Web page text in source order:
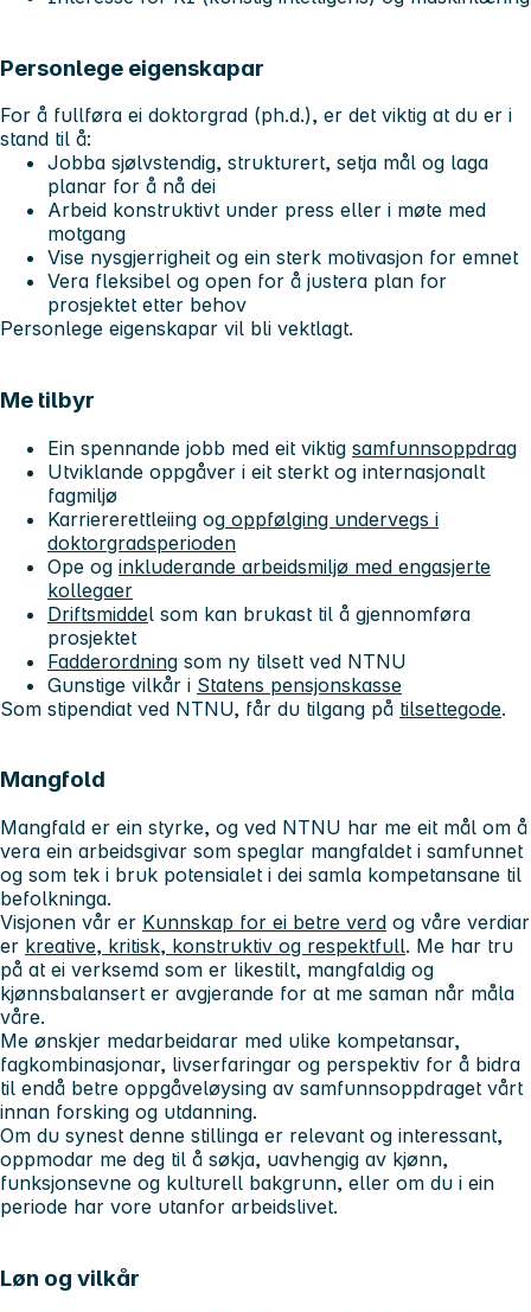
Personlege eigenskapar
For å fullføra ei doktorgrad (ph.d.), er det viktig at du er i
stand til å:
Jobba sjølvstendig, strukturert, setja mål og laga
planar for å nå dei
Arbeid konstruktivt under press eller i møte med
motgang
Vise nysgjerrigheit og ein sterk motivasjon for emnet
Vera fleksibel og open for å justera plan for
prosjektet etter behov
Personlege eigenskapar vil bli vektlagt.
Me tilbyr
Ein spennande jobb med eit viktig samfunnsoppdrag
Utviklande oppgåver i eit sterkt og internasjonalt
fagmiljø
Karriererettleiing og oppfølging undervegs i
doktorgradsperioden
Ope og inkluderande arbeidsmiljø med engasjerte
kollegaer
Driftsmiddel som kan brukast til å gjennomføra
prosjektet
Fadderordning som ny tilsett ved NTNU
Gunstige vilkår i Statens pensjonskasse
Som stipendiat ved NTNU, får du tilgang på tilsettegode.
Mangfold
Mangfald er ein styrke, og ved NTNU har me eit mål om å
vera ein arbeidsgivar som speglar mangfaldet i samfunnet
og som tek i bruk potensialet i dei samla kompetansane til
befolkninga.
Visjonen vår er Kunnskap for ei betre verd og våre verdiar
er kreative, kritisk, konstruktiv og respektfull. Me har tru
på at ei verksemd som er likestilt, mangfaldig og
kjønnsbalansert er avgjerande for at me saman når måla
våre.
Me ønskjer medarbeidarar med ulike kompetansar,
fagkombinasjonar, livserfaringar og perspektiv for å bidra
til endå betre oppgåveløysing av samfunnsoppdraget vårt
innan forsking og utdanning.
Om du synest denne stillinga er relevant og interessant,
oppmodar me deg til å søkja, uavhengig av kjønn,
funksjonsevne og kulturell bakgrunn, eller om du i ein
periode har vore utanfor arbeidslivet.
Løn og vilkår